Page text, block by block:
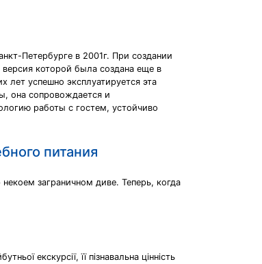
Петербурге в 2001г. При создании
которой была создана еще в
лет успешно эксплуатируется эта
она сопровождается и
работы с гостем, устойчиво
питания
заграничном диве. Теперь, когда
екскурсії, її пізнавальна цінність